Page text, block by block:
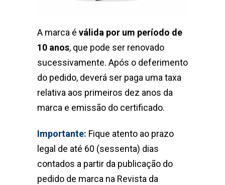
A marca é válida por um período de
10 anos, que pode ser renovado
sucessivamente. Após o deferimento
do pedido, deverá ser paga uma taxa
relativa aos primeiros dez anos da
marca e emissão do certificado.
Importante: Fique atento ao prazo
legal de até 60 (sessenta) dias
contados a partir da publicação do
pedido de marca na Revista da